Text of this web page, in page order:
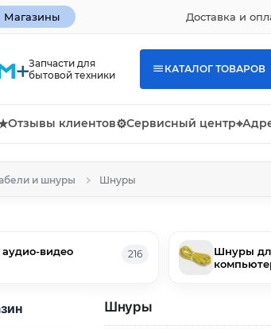
Магазины Доставка и
Запчасти для
бытовой техники
КАТАЛОГ ТОВАРОВ
Отзывы клиентов⚙Сервисный центр⌖
и шнуры Шнуры
видео 216
Шнуры
Шнуры